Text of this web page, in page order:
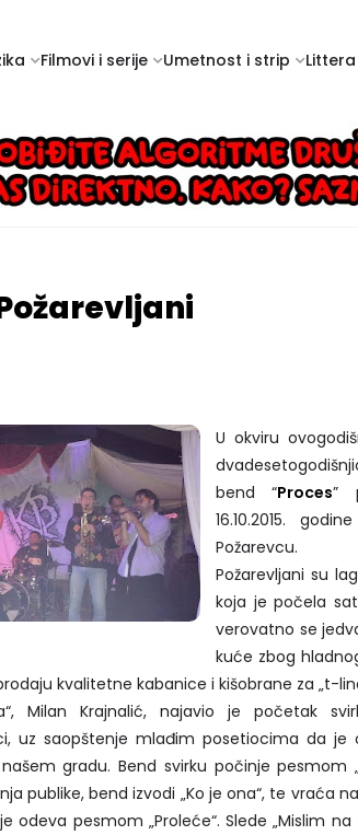
Filmovi i serije Umetnost i strip Littera
U okviru
bend “Proces”
16.10.2015.
Požarevcu.
Požarevljani su
koja je počela
verovatno se
kuće zbog
kvalitetne kabanice i kišobrane za „t-
Milan Krajnalić, najavio je početak
uz saopštenje mlađim posetiocima da je
gradu. Bend svirku počinje pesmom
publike, bend izvodi „Ko je ona“, te vraća
odeva pesmom „Proleće“. Slede „Mislim na